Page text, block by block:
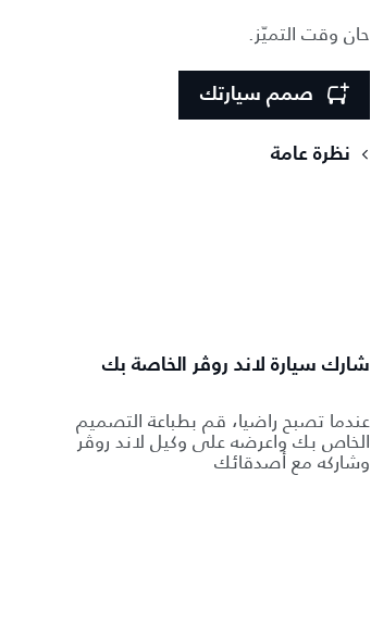
حان وقت التميّز.
صمم سيارتك
نظرة عامة
شارك سيارة لاند روڤر الخاصة بك
عندما تصبح راضيا، قم بطباعة التصميم
الخاص بك واعرضه على وكيل لاند روڤر
وشاركه مع أصدقائك